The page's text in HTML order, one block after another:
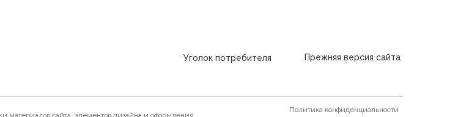
Уголок потребителя Прежняя версия сайта
материалов сайта, элементов дизайна и оформления
Политика конфиденциальности